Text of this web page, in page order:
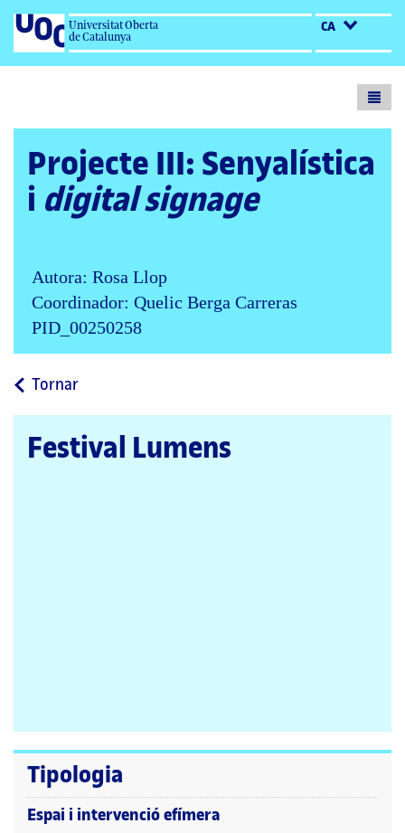
Universitat Oberta
de Catalunya
CA
Projecte III: Senyalística
i digital signage
Autora: Rosa Llop
Coordinador: Quelic Berga Carreras
PID_00250258
Tornara
pàgina
principal
Festival Lumens
Tipologia
Espai i intervenció efímera